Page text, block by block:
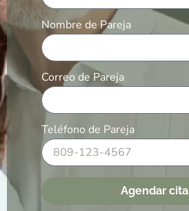
Nombre de Pareja
Correo de Pareja
Teléfono de Pareja
Agendar cita